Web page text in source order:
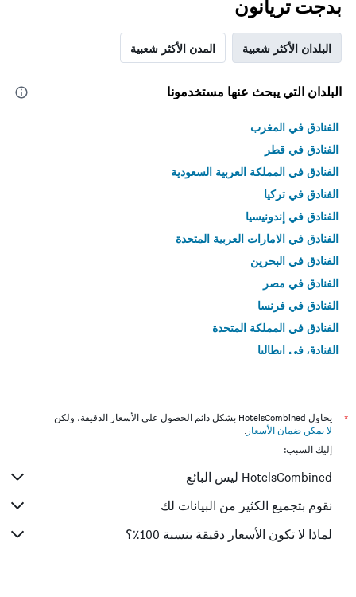
بدجت تريانون
البلدان الأكثر شعبية المدن الأكثر شعبية
البلدان التي يبحث عنها مستخدمونا
الفنادق في المغرب
الفنادق في قطر
الفنادق في المملكة العربية السعودية
الفنادق في تركيا
الفنادق في إندونيسيا
الفنادق في الامارات العربية المتحدة
الفنادق في البحرين
الفنادق في مصر
الفنادق في فرنسا
الفنادق في المملكة المتحدة
الفنادق في إيطاليا
*
يحاول HotelsCombined بشكل دائم الحصول على الأسعار الدقيقة، ولكن
لا يمكن ضمان الأسعار .
إليك السبب:
HotelsCombined ليس البائع
نقوم بتجميع الكثير من البيانات لك
لماذا لا تكون الأسعار دقيقة بنسبة 100٪؟